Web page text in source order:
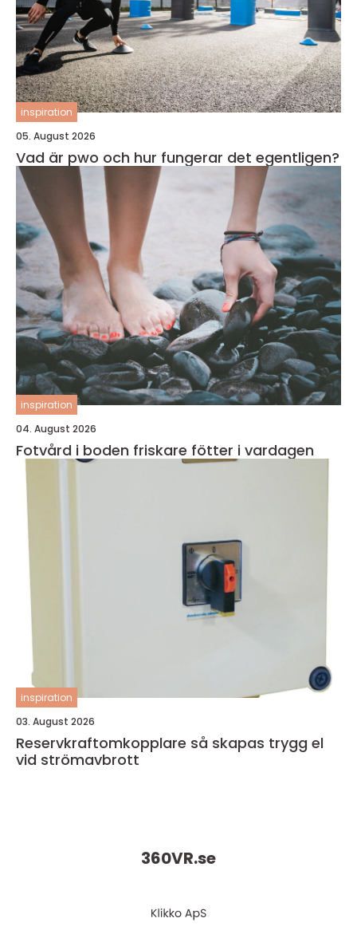
inspiration
05. August 2026
Vad är pwo och hur fungerar det egentligen?
inspiration
04. August 2026
Fotvård i boden friskare fötter i vardagen
inspiration
03. August 2026
Reservkraftomkopplare så skapas trygg el
vid strömavbrott
360VR.se